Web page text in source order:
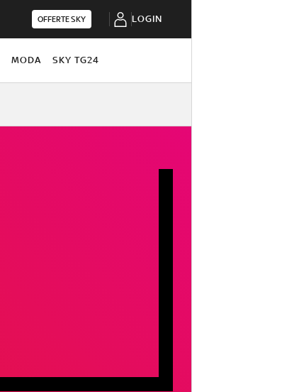
OFFERTE SKY LOGIN
MODA SKY TG24